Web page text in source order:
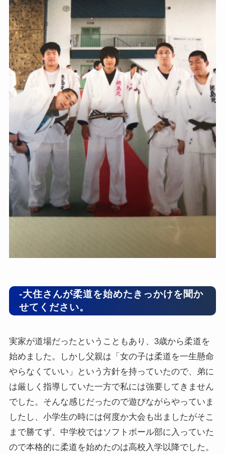
-大住さんが柔道を始めたきっかけを聞か
せてください。
実家が道場だったということもあり、3歳から柔道を
始めました。しかし父親は「女の子は柔道を一生懸命
やらなくていい」という方針を持っていたので、弟に
は厳しく指導していた一方で私には強要してきません
でした。そんな感じだったので遊びながらやっていま
したし、小学生の時には何度か大会も出ましたがそこ
まで勝てず、中学校ではソフトボール部に入っていた
ので本格的に柔道を始めたのは高校入学以降でした。